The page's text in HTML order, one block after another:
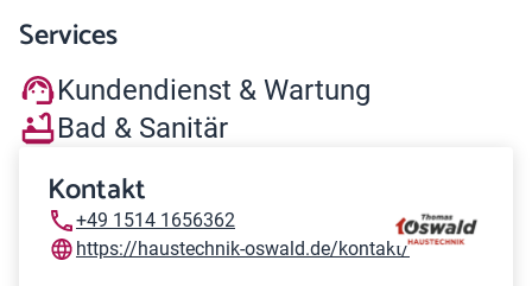
Services
Kundendienst & Wartung
Bad & Sanitär
Kontakt
+49 1514 1656362
https://haustechnik-oswald.de/kontakt/